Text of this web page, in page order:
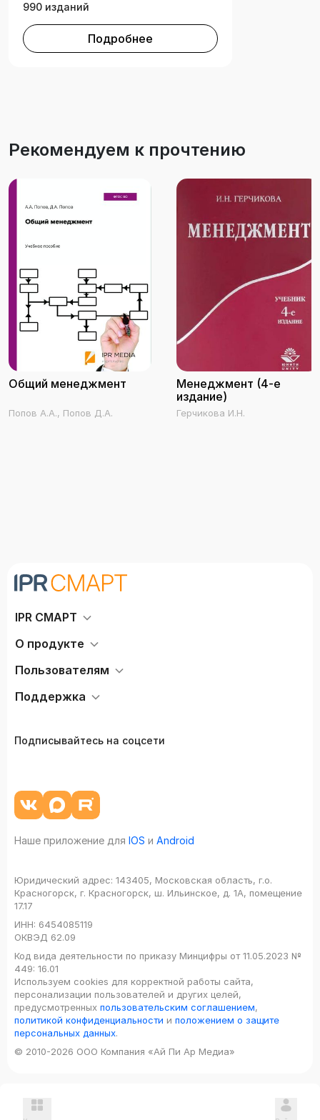
990 изданий
Подробнее
Рекомендуем к прочтению
Общий менеджмент
Попов А.А., Попов Д.А.
Менеджмент (4-е
издание)
Герчикова И.Н.
IPR СМАРТ
О продукте
Пользователям
Поддержка
Подписывайтесь на соцсети
Наше приложение для IOS и Android
Юридический адрес: 143405, Московская область, г.о.
Красногорск, г. Красногорск, ш. Ильинское, д. 1А, помещение
17.17
ИНН: 6454085119
ОКВЭД 62.09
Код вида деятельности по приказу Минцифры от 11.05.2023 №
449: 16.01
Используем cookies для корректной работы сайта,
персонализации пользователей и других целей,
предусмотренных пользовательским соглашением,
политикой конфиденциальности и положением о защите
персональных данных.
© 2010-2026 ООО Компания «Ай Пи Ар Медиа»